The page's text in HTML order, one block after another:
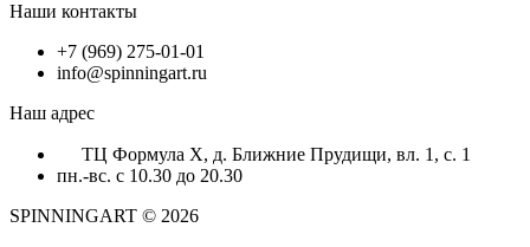
Наши контакты
+7 (969) 275-01-01
info@spinningart.ru
Наш адрес
ТЦ Формула X, д. Ближние Прудищи, вл. 1, с. 1
пн.-вс. с 10.30 до 20.30
SPINNINGART © 2026